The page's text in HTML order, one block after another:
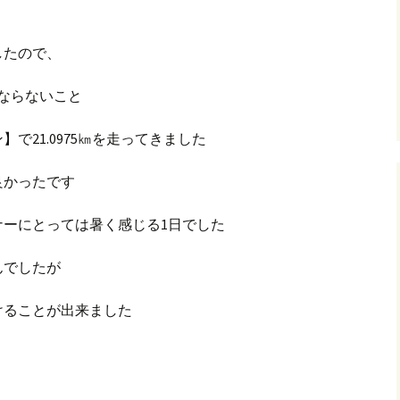
ので、
らないこと
で21.0975㎞を走ってきました
ったです
にとっては暑く感じる1日でした
したが
ことが出来ました